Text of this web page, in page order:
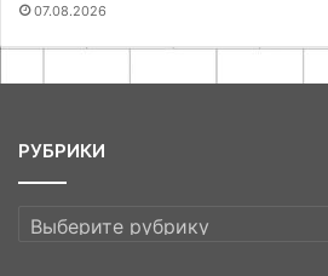
07.08.2026
РУБРИКИ
РУБРИКИ